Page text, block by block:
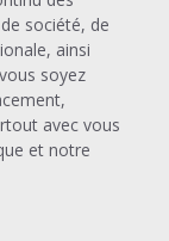
société, de
ainsi
soyez
avec vous
et notre